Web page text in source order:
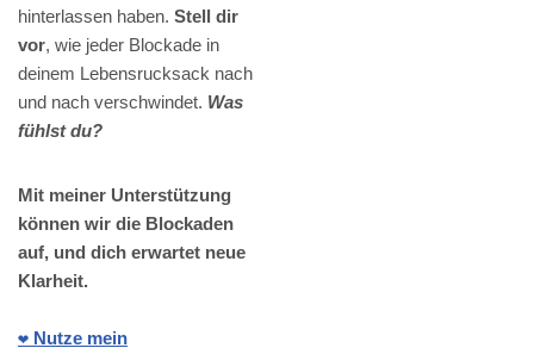
hinterlassen haben. Stell dir
vor, wie jeder Blockade in
deinem Lebensrucksack nach
und nach verschwindet. Was
fühlst du?
Mit meiner Unterstützung
können wir die Blockaden
auf, und dich erwartet neue
Klarheit.
❤️ Nutze mein